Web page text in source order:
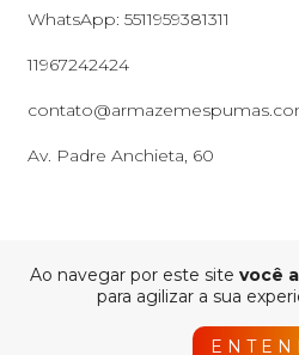
Ao navegar por este site você
para agilizar a sua
WhatsApp: 5511959381311
11967242424
Av. Padre Anchieta, 60
Copyright Armazém das Espumas -